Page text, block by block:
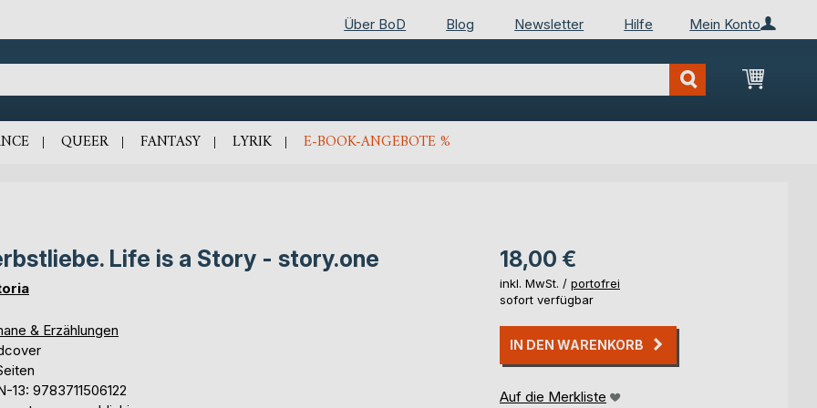
Mein Konto
Über BoD Blog Newsletter Hilfe
Mein
QUEER FANTASY LYRIK E-BOOK-ANGEBOTE %
Life is a Story - story.one
& Erzählungen
13: 9783711506122
18,00 €
inkl. MwSt. / portofrei
sofort verfügbar
IN DEN WARENKORB
Auf die Merkliste